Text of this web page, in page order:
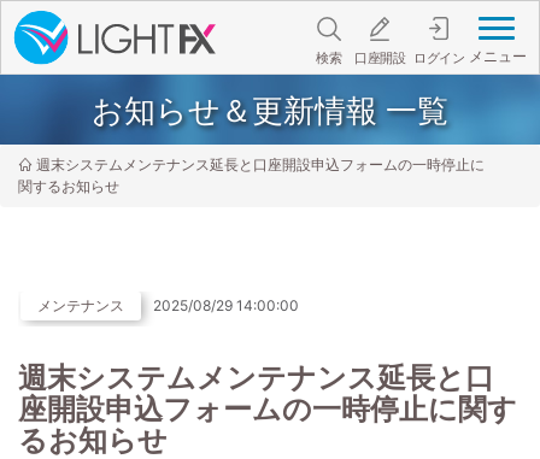
メニュー
検索 口座開設 ログイン
お知らせ＆更新情報 一覧
週末システムメンテナンス延長と口座開設申込フォームの一時停止に
関するお知らせ
メンテナンス 2025/08/29 14:00:00
週末システムメンテナンス延長と口
座開設申込フォームの一時停止に関す
るお知らせ